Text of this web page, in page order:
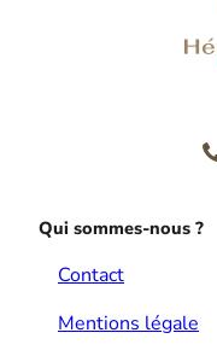
Qui sommes-nous ?
Contact
Mentions légale